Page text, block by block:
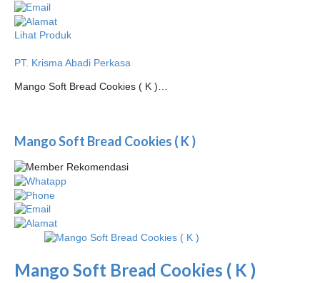
Lihat Produk
PT. Krisma Abadi Perkasa
Mango Soft Bread Cookies ( K )…
Mango Soft Bread Cookies ( K )
Mango Soft Bread Cookies ( K )